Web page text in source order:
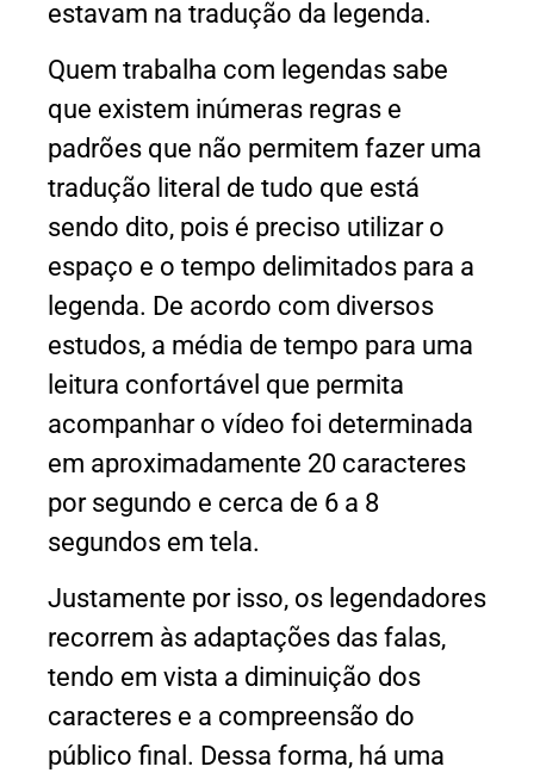
estavam na tradução da legenda.
Quem trabalha com legendas sabe
que existem inúmeras regras e
padrões que não permitem fazer uma
tradução literal de tudo que está
sendo dito, pois é preciso utilizar o
espaço e o tempo delimitados para a
legenda. De acordo com diversos
estudos, a média de tempo para uma
leitura confortável que permita
acompanhar o vídeo foi determinada
em aproximadamente 20 caracteres
por segundo e cerca de 6 a 8
segundos em tela.
Justamente por isso, os legendadores
recorrem às adaptações das falas,
tendo em vista a diminuição dos
caracteres e a compreensão do
público final. Dessa forma, há uma